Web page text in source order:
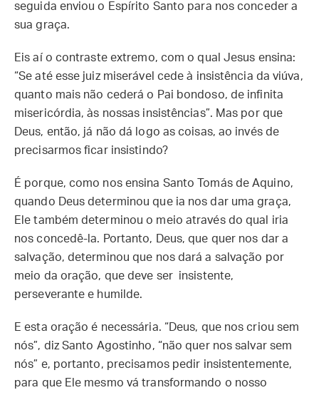
seguida enviou o Espírito Santo para nos conceder a
sua graça.
Eis aí o contraste extremo, com o qual Jesus ensina:
“Se até esse juiz miserável cede à insistência da viúva,
quanto mais não cederá o Pai bondoso, de infinita
misericórdia, às nossas insistências”. Mas por que
Deus, então, já não dá logo as coisas, ao invés de
precisarmos ficar insistindo?
É porque, como nos ensina Santo Tomás de Aquino,
quando Deus determinou que ia nos dar uma graça,
Ele também determinou o meio através do qual iria
nos concedê-la. Portanto, Deus, que quer nos dar a
salvação, determinou que nos dará a salvação por
meio da oração, que deve ser insistente,
perseverante e humilde.
E esta oração é necessária. “Deus, que nos criou sem
nós”, diz Santo Agostinho, “não quer nos salvar sem
nós” e, portanto, precisamos pedir insistentemente,
para que Ele mesmo vá transformando o nosso